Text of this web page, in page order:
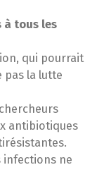
à tous les
qui pourrait
pas la lutte
antibiotiques
infections ne